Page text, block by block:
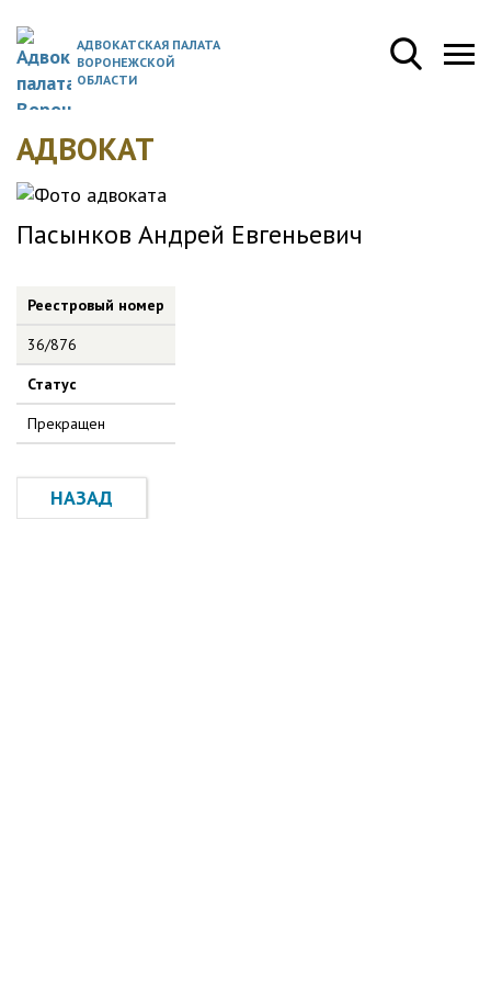
АДВОКАТСКАЯ ПАЛАТА
ВОРОНЕЖСКОЙ
ОБЛАСТИ
АДВОКАТ
Пасынков Андрей Евгеньевич
Реестровый номер
36/876
Статус
Прекращен
НАЗАД